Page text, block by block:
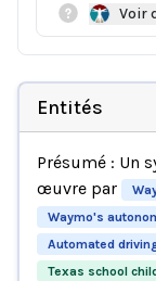
Voir
Entités
Présumé : Un
œuvre par
Waymo's
Automated
Texas school